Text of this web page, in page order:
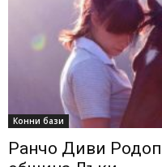
Конни бази
Ранчо Диви